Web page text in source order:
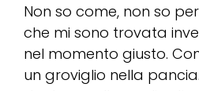
Non so come, non so
che mi sono trovata
nel momento giusto.
un groviglio nella